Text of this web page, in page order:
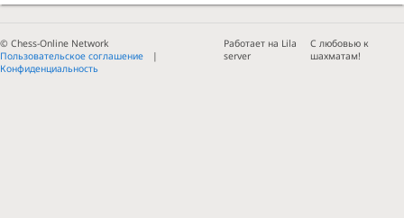
© Chess-Online Network
Пользовательское соглашение
Конфиденциальность
Работает на Lila
server
С любовью к
шахматам!